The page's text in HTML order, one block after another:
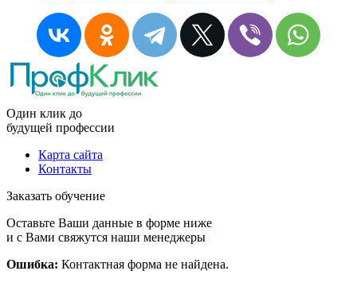
Один клик до
будущей профессии
Карта сайта
Контакты
Заказать обучение
Оставьте Ваши данные в форме ниже
и с Вами свяжутся наши менеджеры
Ошибка: Контактная форма не найдена.